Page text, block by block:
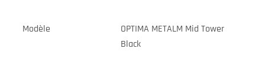
Modèle
OPTIMA METALM Mid Tower
Black